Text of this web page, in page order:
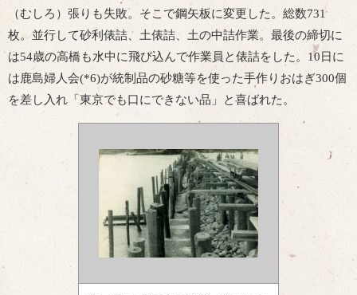
（むしろ）張りも失敗。そこで鋼矢板に変更した。総数731
枚。並行して砂利俵詰、土俵詰、土の中詰作業。最後の締切に
は54歳の高橋も水中に飛び込んで作業員と俵詰をした。10日に
は鹿島婦人会(*6)が統制品の砂糖等を使った手作りおはぎ300個
を差し入れ「東京でも口にできない品」と喜ばれた。